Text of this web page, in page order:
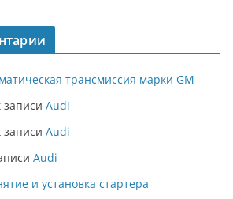
трансмиссия марки GM
записи Audi
записи Audi
Audi
и установка стартера